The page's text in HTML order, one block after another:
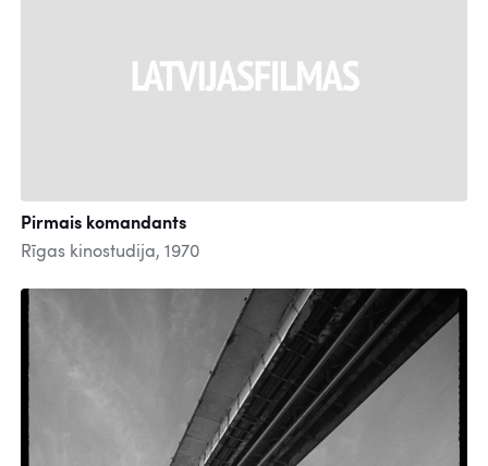
Pirmais komandants
Rīgas kinostudija, 1970